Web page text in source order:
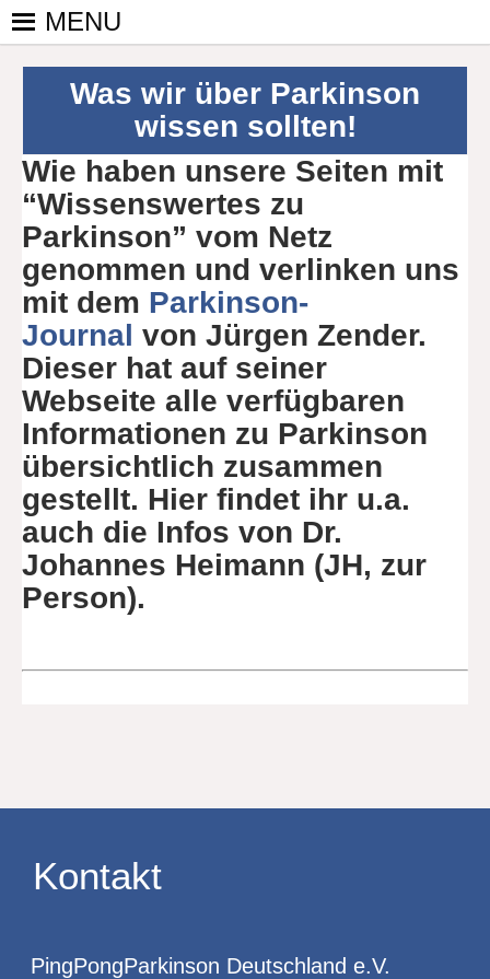
Skip
content
PINGPONGPARKINSON
DEUTSCHLAND E. V.
ist der
bundesweite
Zusammenschluss
kooperierenden
Vereinen und
Einzelpersonen,
der sich – mit dem
Mittel Tischtennis
– überwiegend
ehrenamtlich um
Personen mit
Parkinson und
deren Angehörige
kümmert.
MENU
Was wir über Parkinson
wissen sollten!
Wie haben unsere Seiten mit
“Wissenswertes zu
Parkinson” vom Netz
genommen und verlinken uns
mit dem Parkinson-
Journal von Jürgen Zender.
Dieser hat auf seiner
Webseite alle verfügbaren
Informationen zu Parkinson
übersichtlich zusammen
gestellt. Hier findet ihr u.a.
auch die Infos von Dr.
Johannes Heimann (JH, zur
Person).
Kontakt
PingPongParkinson Deutschland e.V.